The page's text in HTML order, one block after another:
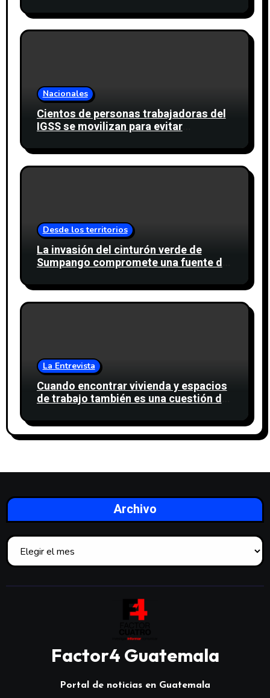
Nacionales
Cientos de personas trabajadoras del
IGSS se movilizan para evitar
Desde los territorios
La invasión del cinturón verde de
Sumpango compromete una fuente de
La Entrevista
Cuando encontrar vivienda y espacios
de trabajo también es una cuestión de
Archivo
Factor4 Guatemala
Portal de noticias en Guatemala